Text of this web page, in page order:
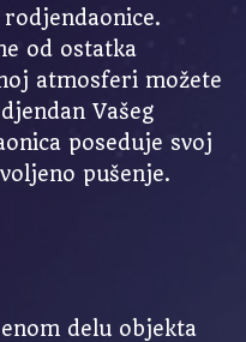
od ostatka
atmosferi možete
Vašeg
poseduje svoj
pušenje.
delu objekta